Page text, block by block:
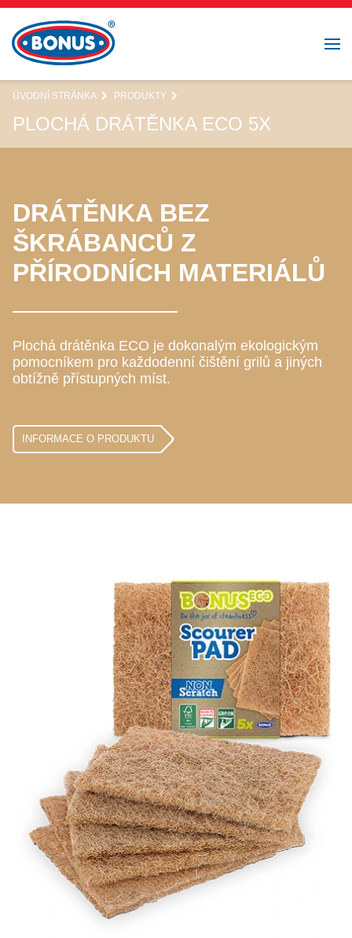
ÚVODNÍ STRÁNKA PRODUKTY
PLOCHÁ DRÁTĚNKA ECO 5X
DRÁTĚNKA BEZ
ŠKRÁBANCŮ Z
PŘÍRODNÍCH MATERIÁLŮ
Plochá drátěnka ECO je dokonalým ekologickým
pomocníkem pro každodenní čištění grilů a jiných
obtížně přístupných míst.
INFORMACE O PRODUKTU